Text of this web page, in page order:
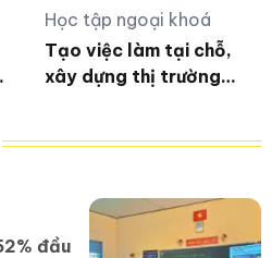
Học tập ngoại khoá
Tạo việc làm tại chỗ,
xây dựng thị trường
đầu